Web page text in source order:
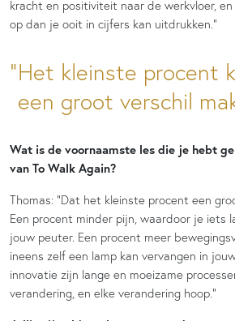
kracht en positiviteit naar de werkvloer,
op dan je ooit in cijfers kan uitdrukken.”
Het kleinste procent
een groot verschil
Wat is de voornaamste les die je hebt
van To Walk Again?
Thomas: “Dat het kleinste procent een
Een procent minder pijn, waardoor je iets
jouw peuter. Een procent meer
ineens zelf een lamp kan vervangen in
innovatie zijn lange en moeizame
verandering, en elke verandering hoop.”